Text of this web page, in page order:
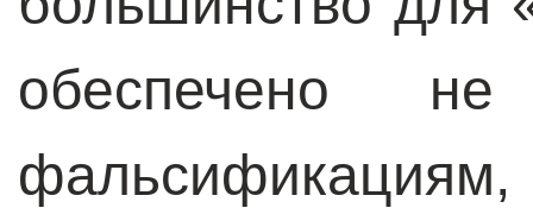
обеспечено
фальсификациям,